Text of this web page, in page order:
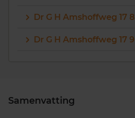
Dr G H Amshoffweg 17 8
Dr G H Amshoffweg 17 9
Samenvatting